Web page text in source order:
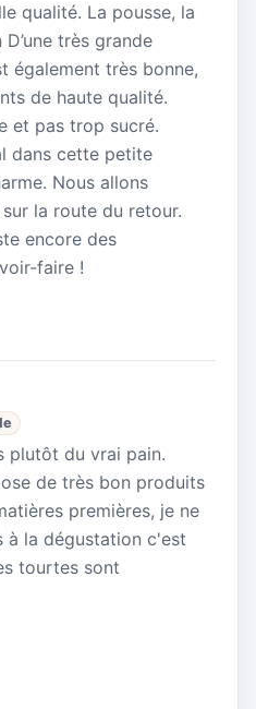
qualité. La pousse, la
très grande
également très bonne,
de haute qualité.
et pas trop sucré.
dans cette petite
Nous allons
la route du retour.
encore des
faire !
plutôt du vrai pain.
de très bon produits
premières, je ne
à la dégustation c'est
tourtes sont